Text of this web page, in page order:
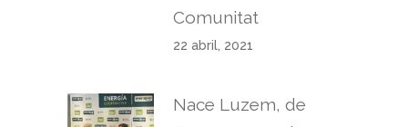
Comunitat
22 abril, 2021
Nace Luzem, de